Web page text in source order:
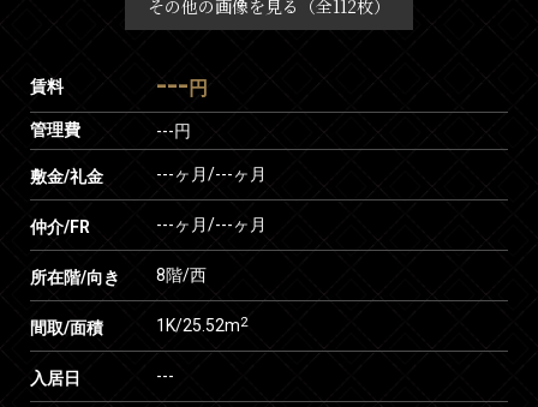
その他の画像を見る（全112枚）
賃料 --- 円
管理費 ---円
敷金/礼金 ---ヶ月/---ヶ月
仲介/FR ---ヶ月/---ヶ月
所在階/向き 8階/西
間取/面積 1K/25.52m2
入居日 ---